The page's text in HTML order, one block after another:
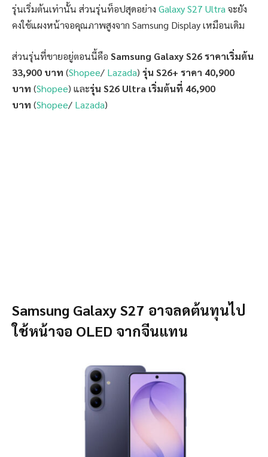
รุ่นเริ่มต้นเท่านั้น ส่วนรุ่นท็อปสุดอย่าง Galaxy S27 Ultra จะยัง
คงใช้แผงหน้าจอคุณภาพสูงจาก Samsung Display เหมือนเดิม
ส่วนรุ่นที่ขายอยู่ตอนนี้คือ Samsung Galaxy S26 ราคาเริ่มต้น
33,900 บาท (Shopee/ Lazada) รุ่น S26+ ราคา 40,900
บาท (Shopee) และรุ่น S26 Ultra เริ่มต้นที่ 46,900
บาท (Shopee/ Lazada)
Samsung Galaxy S27 อาจลดต้นทุนไป
ใช้หน้าจอ OLED จากจีนแทน